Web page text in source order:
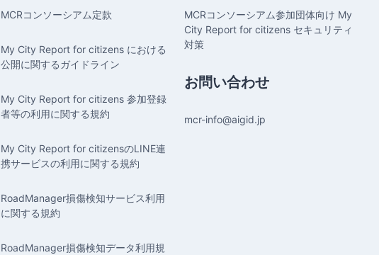
MCRコンソーシアム定款
My City Report for citizens における
公開に関するガイドライン
My City Report for citizens 参加登録
者等の利用に関する規約
My City Report for citizensのLINE連
携サービスの利用に関する規約
RoadManager損傷検知サービス利用
に関する規約
RoadManager損傷検知データ利用規
MCRコンソーシアム参加団体向け My
City Report for citizens セキュリティ
対策
お問い合わせ
mcr-info@aigid.jp